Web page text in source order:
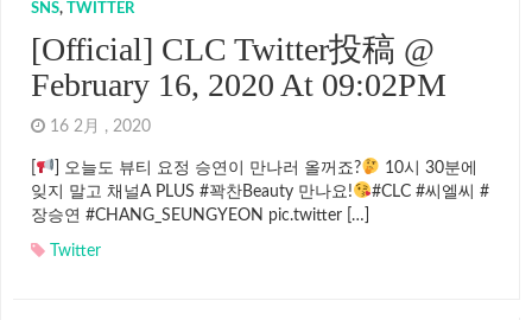
SNS, TWITTER
[Official] CLC Twitter投稿 @
February 16, 2020 At 09:02PM
16 2月 , 2020
] 오늘도 뷰티 요정 승연이 만나러 올꺼죠?
10시 30분에
잊지 말고 채널A PLUS #꽉찬Beauty 만나요!
#CLC #씨엘씨 #
장승연 #CHANG_SEUNGYEON pic.twitter […]
Twitter